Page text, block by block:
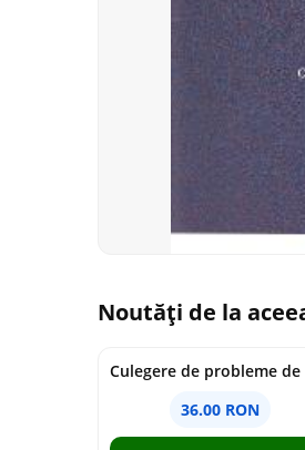
Noutăți de la
36.00 RON